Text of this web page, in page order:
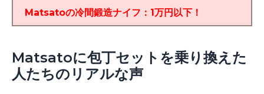
Matsatoの冷間鍛造ナイフ：1万円以下！
Matsatoに包丁セットを乗り換えた
人たちのリアルな声